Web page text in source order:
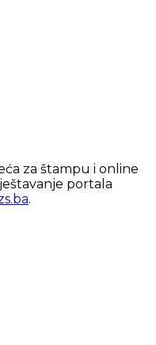
za štampu i online
portala
.